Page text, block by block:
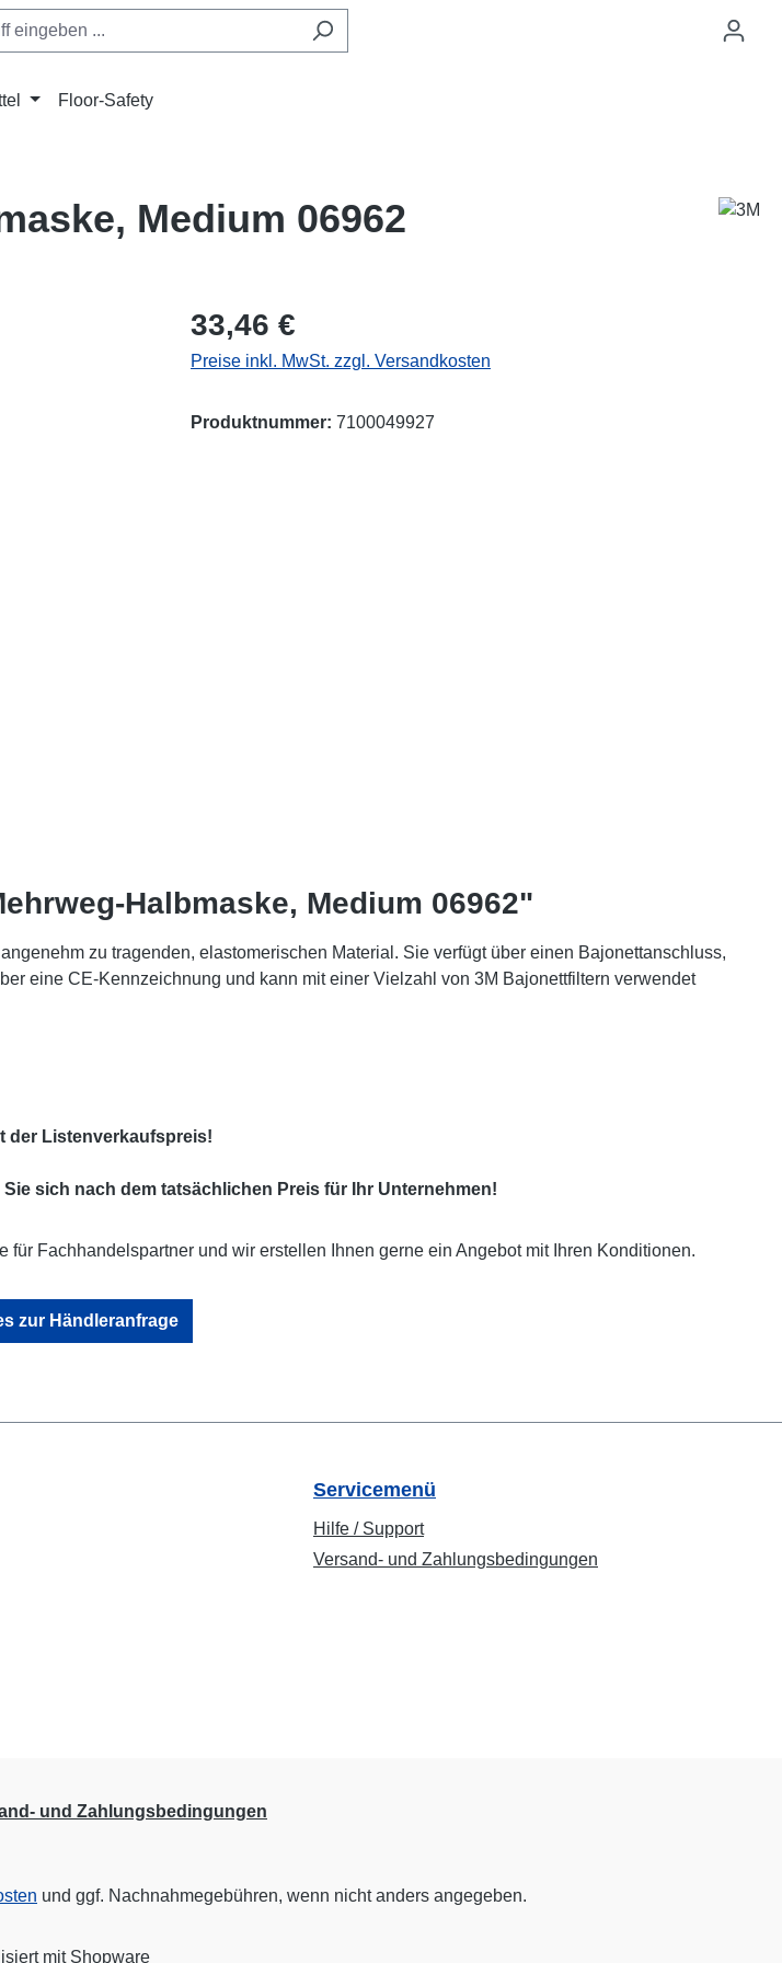
Floor-Safety
Medium 06962
Regulärer Preis:
33,46 €
Preise inkl. MwSt. zzgl. Versandkosten
Produktnummer: 7100049927
Halbmaske, Medium 06962"
zu tragenden, elastomerischen Material. Sie verfügt über einen Bajonettanschluss,
eine CE-Kennzeichnung und kann mit einer Vielzahl von 3M Bajonettfiltern verwendet
der Listenverkaufspreis!
sich nach dem tatsächlichen Preis für Ihr Unternehmen!
Fachhandelspartner und wir erstellen Ihnen gerne ein Angebot mit Ihren Konditionen.
zur Händleranfrage
Servicemenü
Hilfe / Support
Versand- und Zahlungsbedingungen
und Zahlungsbedingungen
und ggf. Nachnahmegebühren, wenn nicht anders angegeben.
mit Shopware